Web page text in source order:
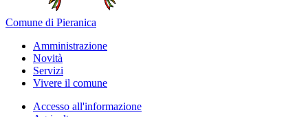
Comune di Pieranica
Amministrazione
Novità
Servizi
Vivere il comune
Accesso all'informazione